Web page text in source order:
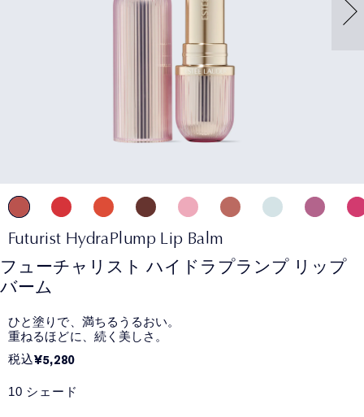
Futurist HydraPlump Lip Balm
フューチャリスト ハイドラプランプ リップ
バーム
ひと塗りで、満ちるうるおい。
重ねるほどに、続く美しさ。
税込¥5,280
10 シェード